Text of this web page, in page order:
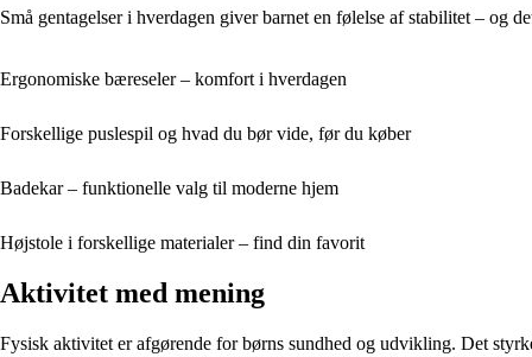
Små gentagelser i hverdagen giver barnet en følelse af stabilitet – og
Ergonomiske bæreseler – komfort i hverdagen
Forskellige puslespil og hvad du bør vide, før du køber
Badekar – funktionelle valg til moderne hjem
Højstole i forskellige materialer – find din favorit
Aktivitet med mening
Fysisk aktivitet er afgørende for børns sundhed og udvikling. Det